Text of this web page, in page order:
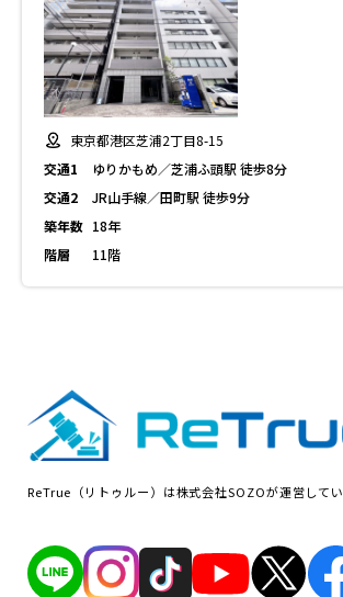
東京都港区芝浦2丁目8-15
交通1
ゆりかもめ／芝浦ふ頭駅 徒歩8分
交通2
JR山手線／田町駅 徒歩9分
築年数 18年
階層
11階
ReTrue（リトゥルー）は株式会社SOZOが運営して